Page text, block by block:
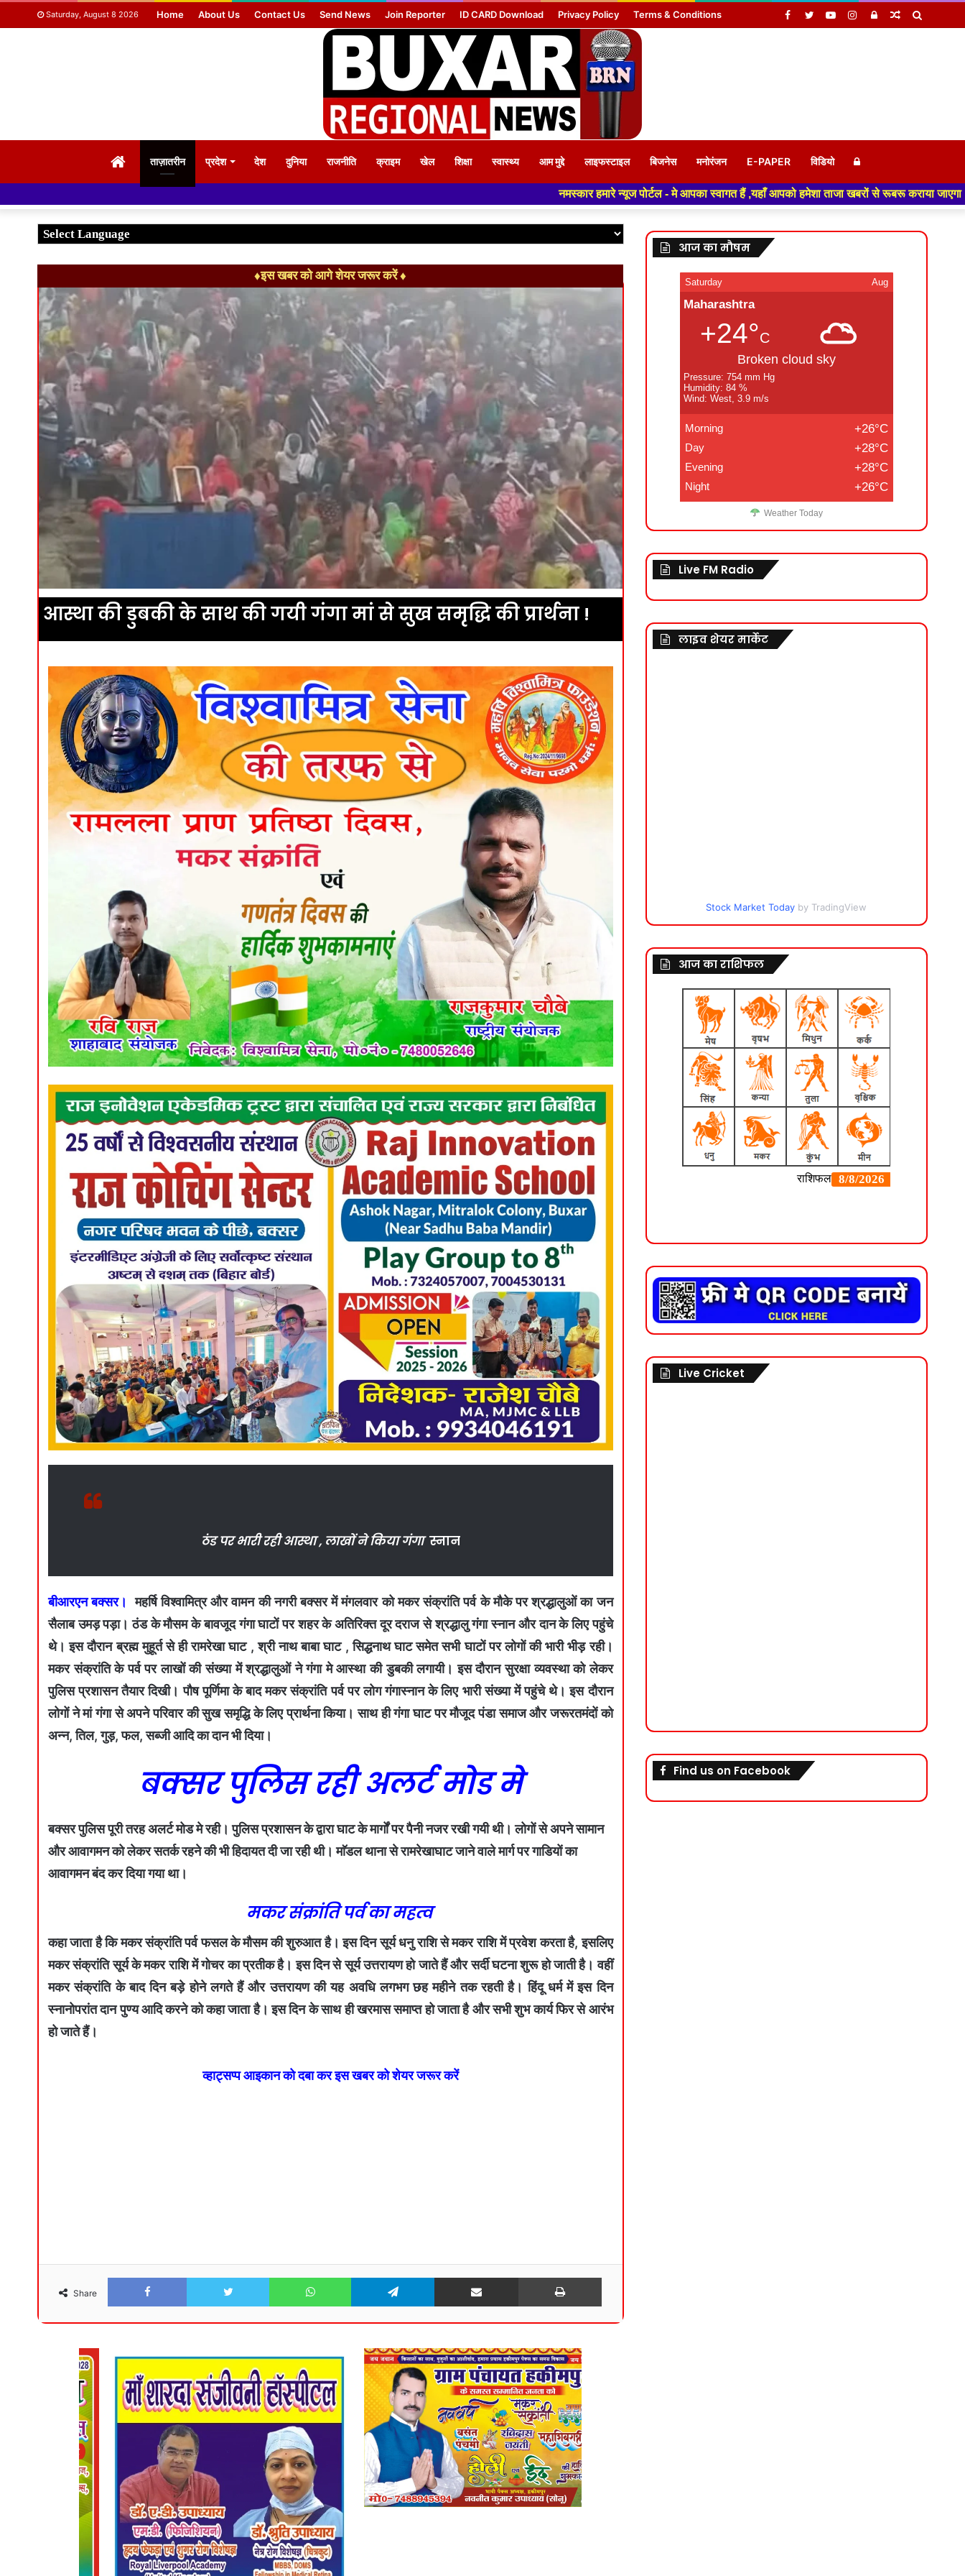
Saturday, August 8 2026 Home About Us Contact Us Send News Join Reporter ID CARD Download Privacy Policy Terms & Conditions Random
Log
Instagram
YouTube
Twitter
Facebook
HOMEताज़ातरीन प्रदेश देश दुनिया राजनीति क्राइम खेल शिक्षा स्वास्थ्य आम मुद्दे लाइफस्टाइल बिजनेस मनोरंजन E-PAPER विडियो Log
In
नमस्कार हमारे न्यूज पोर्टल - मे आपका स्वागत हैं ,यहाँ आपको हमेशा ताजा खबरों से रूबरू कराया जाएगा , खबर ओर
♦इस खबर को आगे शेयर जरूर करें ♦
आस्था की डुबकी के साथ की गयी गंगा मां से सुख समृद्धि की प्रार्थना !
ठंड पर भारी रही आस्था , लाखों ने किया गंगास्नान
बीआरएन बक्सर।
महर्षि विश्वामित्र और वामन की नगरी बक्सर में मंगलवार को मकर संक्रांति पर्व के मौके पर श्रद्धालुओं का जन
सैलाब उमड़ पड़ा। ठंड के मौसम के बावजूद गंगा घाटों पर शहर के अतिरिक्त दूर दराज से श्रद्धालु गंगा स्नान और दान के लिए पहुंचे
थे। इस दौरान ब्रह्म मुहूर्त से ही रामरेखा घाट , श्री नाथ बाबा घाट , सिद्धनाथ घाट समेत सभी घाटों पर लोगों की भारी भीड़ रही।
मकर संक्रांति के पर्व पर लाखों की संख्या में श्रद्धालुओं ने गंगा मे आस्था की डुबकी लगायी। इस दौरान सुरक्षा व्यवस्था को लेकर
पुलिस प्रशासन तैयार दिखी। पौष पूर्णिमा के बाद मकर संक्रांति पर्व पर लोग गंगास्नान के लिए भारी संख्या में पहुंचे थे। इस दौरान
लोगों ने मां गंगा से अपने परिवार की सुख समृद्धि के लिए प्रार्थना किया। साथ ही गंगा घाट पर मौजूद पंडा समाज और जरूरतमंदों को
अन्न, तिल, गुड़, फल, सब्जी आदि का दान भी दिया।
बक्सर पुलिस रही अलर्ट मोड मे
बक्सर पुलिस पूरी तरह अलर्ट मोड मे रही। पुलिस प्रशासन के द्वारा घाट के मार्गों पर पैनी नजर रखी गयी थी। लोगों से अपने सामान
और आवागमन को लेकर सतर्क रहने की भी हिदायत दी जा रही थी। माॅडल थाना से रामरेखाघाट जाने वाले मार्ग पर गाडियों का
आवागमन बंद कर दिया गया था।
मकर संक्रांति पर्व का महत्व
कहा जाता है कि मकर संक्रांति पर्व फसल के मौसम की शुरुआत है। इस दिन सूर्य धनु राशि से मकर राशि में प्रवेश करता है, इसलिए
मकर संक्रांति सूर्य के मकर राशि में गोचर का प्रतीक है। इस दिन से सूर्य उत्तरायण हो जाते हैं और सर्दी घटना शुरू हो जाती है। वहीं
मकर संक्रांति के बाद दिन बड़े होने लगते हैं और उत्तरायण की यह अवधि लगभग छह महीने तक रहती है। हिंदू धर्म में इस दिन
स्नानोपरांत दान पुण्य आदि करने को कहा जाता है। इस दिन के साथ ही खरमास समाप्त हो जाता है और सभी शुभ कार्य फिर से आरंभ
हो जाते हैं।
व्हाट्सप्प आइकान को दबा कर इस खबर को शेयर जरूर करें
Share
Facebook Twitter WhatsApp Telegram Share via Email Print
आज का मौषम
Saturday Aug
Maharashtra
+24°C
Broken cloud sky
Pressure: 754 mm Hg
Humidity: 84 %
Wind: West, 3.9 m/s
Morning +26°C
Day +28°C
Evening +28°C
Night +26°C
Weather Today
Live FM Radio
लाइव शेयर मार्केट
Stock Market Today by TradingView
आज का राशिफल
Live Cricket
Find us on Facebook